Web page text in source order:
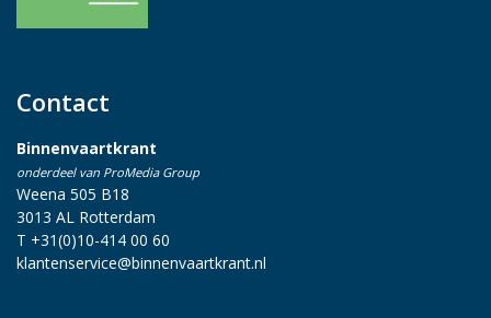
Contact
Binnenvaartkrant
onderdeel van ProMedia Group
Weena 505 B18
3013 AL Rotterdam
T +31(0)10-414 00 60
klantenservice@binnenvaartkrant.nl